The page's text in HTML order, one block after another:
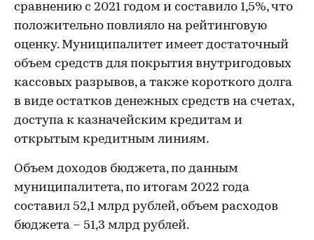
сравнению с 2021 годом и составило 1,5%, что
положительно повлияло на рейтинговую
оценку. Муниципалитет имеет достаточный
объем средств для покрытия внутригодовых
кассовых разрывов, а также короткого долга
в виде остатков денежных средств на счетах,
доступа к казначейским кредитам и
открытым кредитным линиям.
Объем доходов бюджета, по данным
муниципалитета, по итогам 2022 года
составил 52,1 млрд рублей, объем расходов
бюджета – 51,3 млрд рублей.